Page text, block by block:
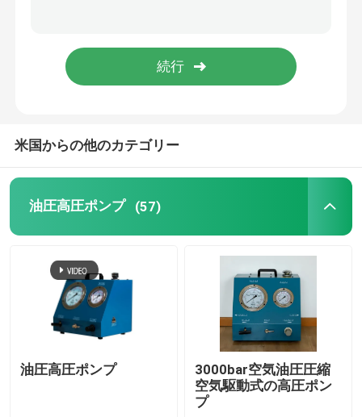
油圧ボルト引張り
水圧シリンダジャック
空気のトルク レンチ
米国からの他のカテゴリー
油圧高圧ポンプ (57)
油圧高圧ポンプ
3000bar空気油圧圧縮
空気駆動式の高圧ポン
プ